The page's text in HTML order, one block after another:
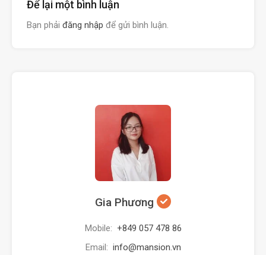
Để lại một bình luận
Bạn phải đăng nhập để gửi bình luận.
Gia Phương
Mobile: +849 057 478 86
Email: info@mansion.vn